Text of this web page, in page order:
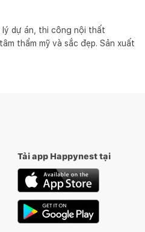
dự án, thi công nội thất
thẩm mỹ và sắc đẹp. Sản xuất
Tải app Happynest tại